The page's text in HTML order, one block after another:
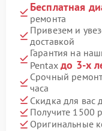
Бесплатная
ремонта
Привезем и
доставкой
Гарантия на
Pentaxдо 3-х
Срочный
часа
Скидка для вас
Получите 1500
Оригинальные